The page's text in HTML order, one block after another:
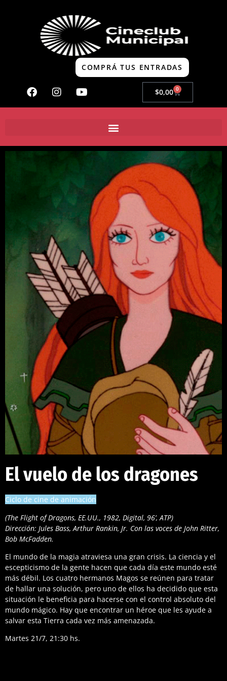
COMPRÁ TUS ENTRADAS
$0,00 0
El vuelo de los dragones
Ciclo de cine de animación
(The Flight of Dragons, EE.UU., 1982, Digital, 96’, ATP)
Dirección: Jules Bass, Arthur Rankin, Jr. Con las voces de John Ritter,
Bob McFadden.
El mundo de la magia atraviesa una gran crisis. La ciencia y el
escepticismo de la gente hacen que cada día este mundo esté
más débil. Los cuatro hermanos Magos se reúnen para tratar
de hallar una solución, pero uno de ellos ha decidido que esta
situación le beneficia para hacerse con el control absoluto del
mundo mágico. Hay que encontrar un héroe que les ayude a
salvar esta Tierra cada vez más amenazada.
Martes 21/7, 21:30 hs.